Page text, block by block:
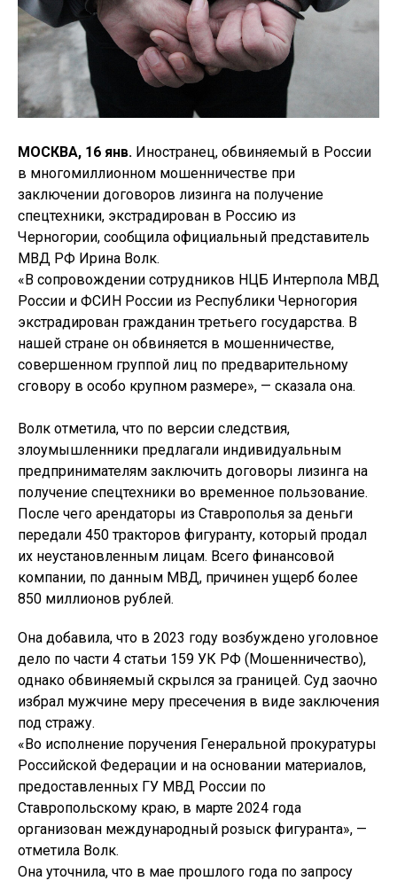
МОСКВА, 16 янв. Иностранец, обвиняемый в России
в многомиллионном мошенничестве при
заключении договоров лизинга на получение
спецтехники, экстрадирован в Россию из
Черногории, сообщила официальный представитель
МВД РФ Ирина Волк.
«В сопровождении сотрудников НЦБ Интерпола МВД
России и ФСИН России из Республики Черногория
экстрадирован гражданин третьего государства. В
нашей стране он обвиняется в мошенничестве,
совершенном группой лиц по предварительному
сговору в особо крупном размере», — сказала она.
Волк отметила, что по версии следствия,
злоумышленники предлагали индивидуальным
предпринимателям заключить договоры лизинга на
получение спецтехники во временное пользование.
После чего арендаторы из Ставрополья за деньги
передали 450 тракторов фигуранту, который продал
их неустановленным лицам. Всего финансовой
компании, по данным МВД, причинен ущерб более
850 миллионов рублей.
Она добавила, что в 2023 году возбуждено уголовное
дело по части 4 статьи 159 УК РФ (Мошенничество),
однако обвиняемый скрылся за границей. Суд заочно
избрал мужчине меру пресечения в виде заключения
под стражу.
«Во исполнение поручения Генеральной прокуратуры
Российской Федерации и на основании материалов,
предоставленных ГУ МВД России по
Ставропольскому краю, в марте 2024 года
организован международный розыск фигуранта», —
отметила Волк.
Она уточнила, что в мае прошлого года по запросу